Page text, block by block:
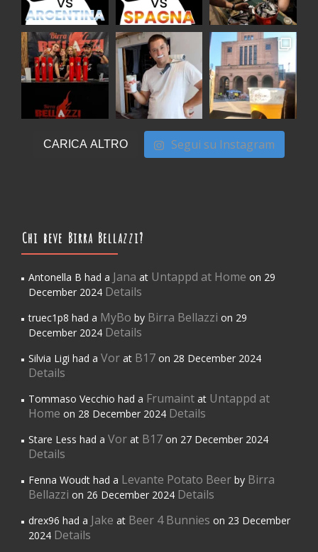
CARICA ALTRO Segui su Instagram
Chi beve Birra Bellazzi?
Antonella B had a Jana at Untappd at Home on 29
December 2024 Details
truec1p8 had a MyBo by Birra Bellazzi on 29
December 2024 Details
Silvia Ligi had a Vor at B17 on 28 December 2024
Details
Tommaso Vecchio had a Frumaint at Untappd at
Home on 28 December 2024 Details
Stare Less had a Vor at B17 on 27 December 2024
Details
Fenna Woudt had a Levante Potato Beer by Birra
Bellazzi on 26 December 2024 Details
drex96 had a Jake at Beer 4 Bunnies on 23 December
2024 Details